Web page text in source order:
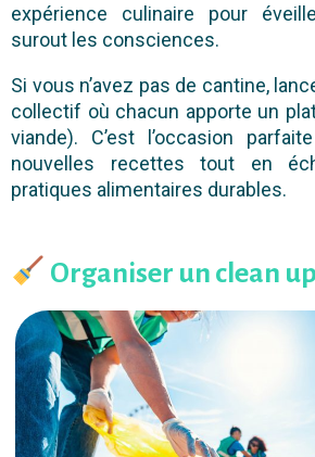
expérience culinaire pour
surout les consciences.
Si vous n’avez pas de cantine,
collectif où chacun apporte un
viande). C’est l’occasion
nouvelles recettes tout en
pratiques alimentaires durables.
Organiser un clean up